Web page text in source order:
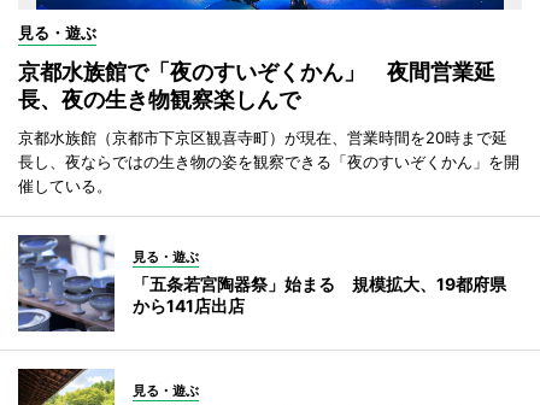
見る・遊ぶ
京都水族館で「夜のすいぞくかん」 夜間営業延
長、夜の生き物観察楽しんで
京都水族館（京都市下京区観喜寺町）が現在、営業時間を20時まで延
長し、夜ならではの生き物の姿を観察できる「夜のすいぞくかん」を開
催している。
見る・遊ぶ
「五条若宮陶器祭」始まる 規模拡大、19都府県
から141店出店
見る・遊ぶ